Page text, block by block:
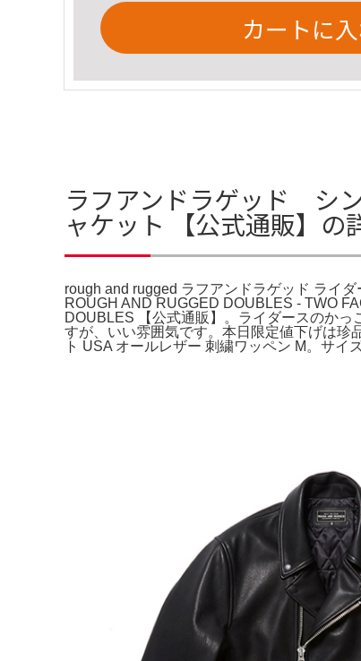
カートに
ラフアンドラゲッド シ
ャケット 【公式通販】の
rough and rugged ラフアンドラゲッド ライ
ROUGH AND RUGGED DOUBLES - TWO
DOUBLES 【公式通販】。ライダースのか
すが、いい雰囲気です。本日限定値下げは
ト USA オールレザー 刺繍ワッペン M。サイ